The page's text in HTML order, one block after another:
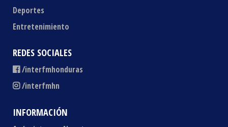
Deportes
Entretenimiento
REDES SOCIALES
/interfmhonduras
/interfmhn
INFORMACIÓN